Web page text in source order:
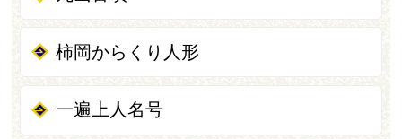
柿岡からくり人形
一遍上人名号